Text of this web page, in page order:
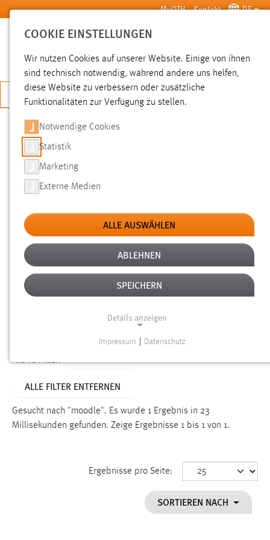
Zum Hauptinhalt springen MyOTH Kontakt DE
SUCHE
JETZT BEWERBEN
SUCHE
FILTER
Typ
Erstellungsdatum
Alter
Aktive Filter:
ALLE FILTER ENTFERNEN
Gesucht nach "moodle". Es wurde 1 Ergebnis in 23
Millisekunden gefunden. Zeige Ergebnisse 1 bis 1 von 1.
Ergebnisse pro Seite:
SORTIEREN NACH
COOKIE EINSTELLUNGEN
Wir nutzen Cookies auf unserer Website. Einige von ihnen
sind technisch notwendig, während andere uns helfen,
diese Website zu verbessern oder zusätzliche
Funktionalitäten zur Verfügung zu stellen.
Notwendige Cookies
Statistik
Marketing
Externe Medien
ALLE AUSWÄHLEN
ABLEHNEN
SPEICHERN
Details anzeigen
Funktionen und sind für die einwandfreie Funktion der
Einverständnis
cookie_consent
Dieser Cookie speichert die ausgewählten Einverständnis-
Impressum Datenschutz